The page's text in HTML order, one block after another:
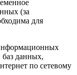
(за
для
данных,
по сетевому